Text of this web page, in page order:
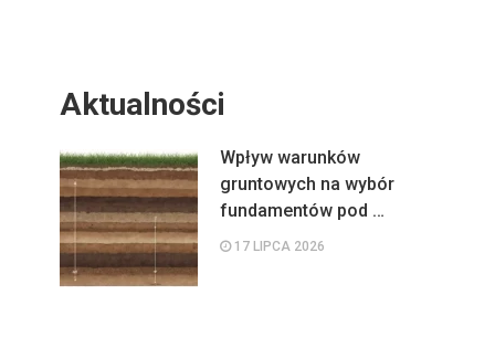
Aktualności
Wpływ warunków
gruntowych na wybór
fundamentów pod …
17 LIPCA 2026